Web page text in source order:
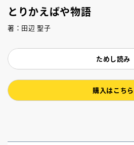
とりかえばや物語
著：田辺 聖子
ためし読み
購入はこちら